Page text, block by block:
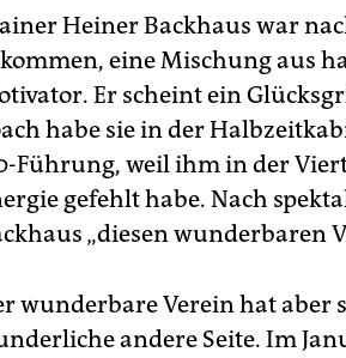
Heiner Backhaus war
eine Mischung aus
Er scheint ein
habe sie in der
Führung, weil ihm in der
gefehlt habe. Nach
„diesen wunderbaren
wunderbare Verein hat aber
andere Seite. Im